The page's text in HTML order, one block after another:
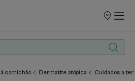
PONTOS
comichão Dermatite atópica Cuidados a ter